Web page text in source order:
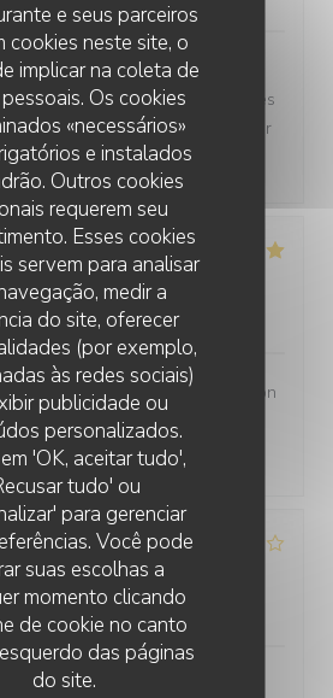
e seus parceiros
cookies neste site, o
implicar na coleta de
Os cookies
«necessários»
e instalados
Outros cookies
requerem seu
Esses cookies
servem para analisar
medir a
do site, oferecer
(por exemplo,
às redes sociais)
publicidade ou
personalizados.
'OK, aceitar tudo',
tudo' ou
para gerenciar
Você pode
suas escolhas a
momento clicando
de cookie no canto
das páginas
do site.
sympa, le choix des plats.
la qualités des mets et des
passé une magnifique soirée pour
2
: 5/5 menu: /5 quality_price
en terrasse - Jolie présentation
- Service au top dans la
3
: 4 /5 menu :4 /5 quality_price